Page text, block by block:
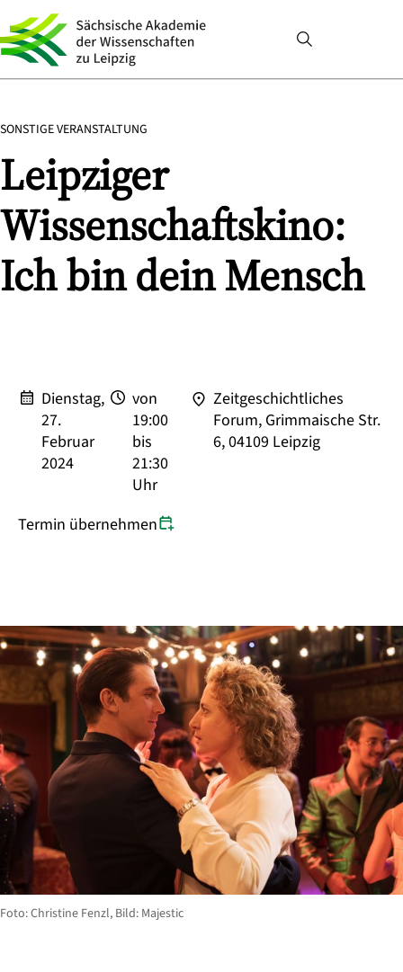
SONSTIGE VERANSTALTUNG
Leipziger
Wissenschaftskino:
Ich bin dein Mensch
Dienstag,
27.
Februar
2024
von
19:00
bis
21:30
Uhr
Zeitgeschichtliches
Forum, Grimmaische Str.
6, 04109 Leipzig
Termin übernehmen
Foto: Christine Fenzl, Bild: Majestic